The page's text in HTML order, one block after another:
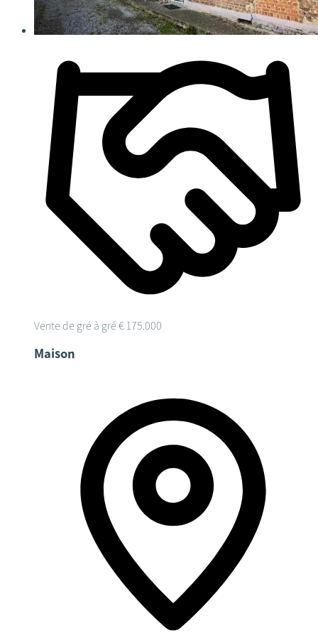
Vente de gré à gré € 175.000
Maison